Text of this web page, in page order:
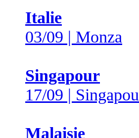
Italie
03/09 | Monza
Singapour
17/09 |
Malaisie